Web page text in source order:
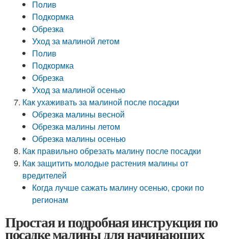
Полив
Подкормка
Обрезка
Уход за малиной летом
Полив
Подкормка
Обрезка
Уход за малиной осенью
Как ухаживать за малиной после посадки
Обрезка малины весной
Обрезка малины летом
Обрезка малины осенью
Как правильно обрезать малину после посадки
Как защитить молодые растения малины от
вредителей
Когда лучше сажать малину осенью, сроки по
регионам
Простая и подробная инструкция по
посадке малины для начинающих